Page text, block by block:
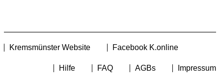
Kremsmünster Website Facebook K.online
Hilfe FAQ AGBs Impressum